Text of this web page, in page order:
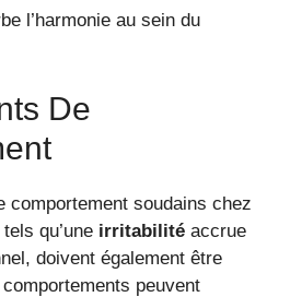
l’harmonie au sein du
De
comportement soudains chez
qu’une irritabilité accrue
doivent également être
peuvent